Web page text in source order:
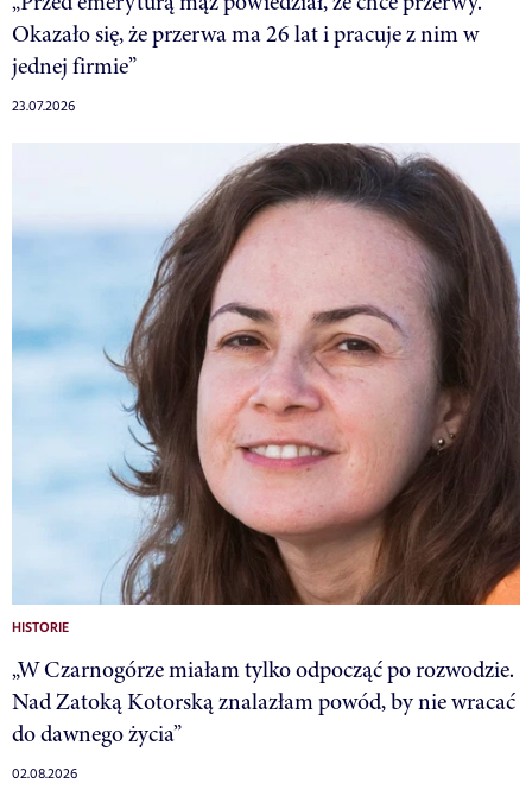
Okazało się, że przerwa ma 26 lat i pracuje z nim w
jednej firmie”
23.07.2026
HISTORIE
„W Czarnogórze miałam tylko odpocząć po rozwodzie.
Nad Zatoką Kotorską znalazłam powód, by nie wracać
do dawnego życia”
02.08.2026